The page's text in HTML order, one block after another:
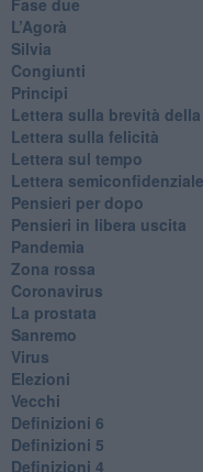
L’Agorà
Silvia
Congiunti
Principi
​Lettera sulla brevità
​Lettera sulla felicità
​Lettera sul tempo
Lettera
Pensieri per dopo
​Pensieri in libera uscita
Pandemia
Zona rossa
Coronavirus
La prostata
Sanremo
Virus
Elezioni
Vecchi
Definizioni 6
Definizioni 5
Definizioni 4